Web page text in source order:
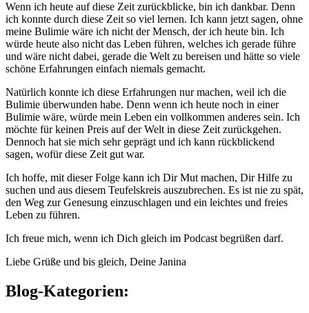
Wenn ich heute auf diese Zeit zurückblicke, bin ich dankbar. Denn
ich konnte durch diese Zeit so viel lernen. Ich kann jetzt sagen, ohne
meine Bulimie wäre ich nicht der Mensch, der ich heute bin. Ich
würde heute also nicht das Leben führen, welches ich gerade führe
und wäre nicht dabei, gerade die Welt zu bereisen und hätte so viele
schöne Erfahrungen einfach niemals gemacht.
Natürlich konnte ich diese Erfahrungen nur machen, weil ich die
Bulimie überwunden habe. Denn wenn ich heute noch in einer
Bulimie wäre, würde mein Leben ein vollkommen anderes sein. Ich
möchte für keinen Preis auf der Welt in diese Zeit zurückgehen.
Dennoch hat sie mich sehr geprägt und ich kann rückblickend
sagen, wofür diese Zeit gut war.
Ich hoffe, mit dieser Folge kann ich Dir Mut machen, Dir Hilfe zu
suchen und aus diesem Teufelskreis auszubrechen. Es ist nie zu spät,
den Weg zur Genesung einzuschlagen und ein leichtes und freies
Leben zu führen.
Ich freue mich, wenn ich Dich gleich im Podcast begrüßen darf.
Liebe Grüße und bis gleich, Deine Janina
Blog-Kategorien: